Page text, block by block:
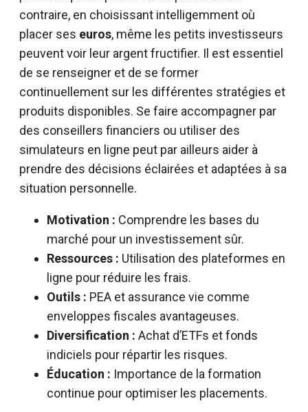
contraire, en choisissant intelligemment où
placer ses euros, même les petits investisseurs
peuvent voir leur argent fructifier. Il est essentiel
de se renseigner et de se former
continuellement sur les différentes stratégies et
produits disponibles. Se faire accompagner par
des conseillers financiers ou utiliser des
simulateurs en ligne peut par ailleurs aider à
prendre des décisions éclairées et adaptées à sa
situation personnelle.
Motivation : Comprendre les bases du
marché pour un investissement sûr.
Ressources : Utilisation des plateformes en
ligne pour réduire les frais.
Outils : PEA et assurance vie comme
enveloppes fiscales avantageuses.
Diversification : Achat d’ETFs et fonds
indiciels pour répartir les risques.
Éducation : Importance de la formation
continue pour optimiser les placements.